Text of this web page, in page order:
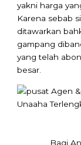
yakni harga
Karena sebab
ditawarkan
gampang
yang telah
besar.
Bagi